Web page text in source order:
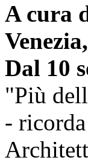
A cura
Dal 10
"Più
-